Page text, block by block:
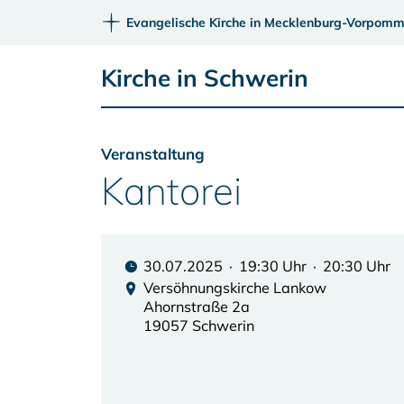
Evangelische Kirche in Mecklenburg-
Kirche in Schwerin
Veranstaltung
Kantorei
30.07.2025 · 19:30 Uhr · 20:30 Uhr
Versöhnungskirche Lankow
Ahornstraße 2a
19057 Schwerin